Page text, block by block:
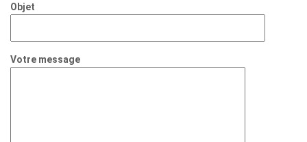
Objet
Votre message